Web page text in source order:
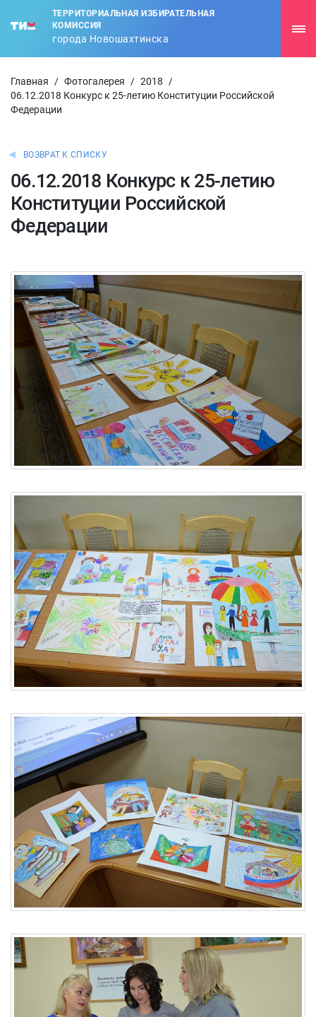
ТЕРРИТОРИАЛЬНАЯ ИЗБИРАТЕЛЬНАЯ
КОМИССИЯ
города Новошахтинска
Главная / Фотогалерея / 2018
/
06.12.2018 Конкурс к 25-летию Конституции Российской
Федерации
ВОЗВРАТ К СПИСКУ
06.12.2018 Конкурс к 25-летию
Конституции Российской
Федерации